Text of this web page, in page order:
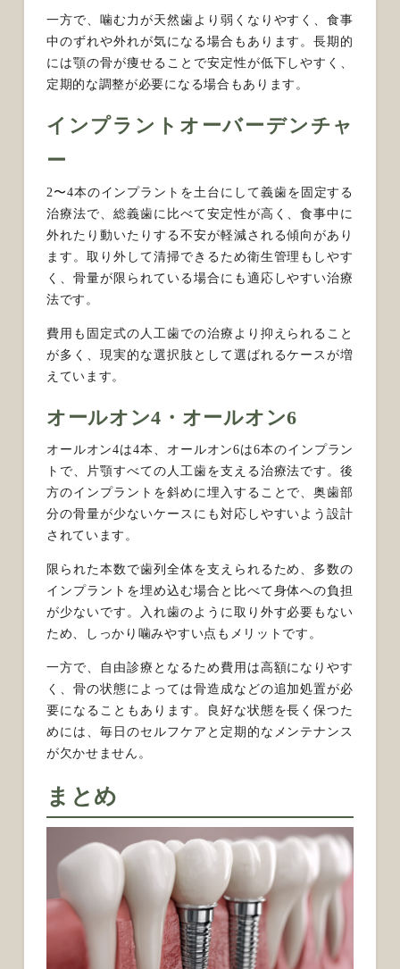
一方で、噛む力が天然歯より弱くなりやすく、食事
中のずれや外れが気になる場合もあります。長期的
には顎の骨が痩せることで安定性が低下しやすく、
定期的な調整が必要になる場合もあります。
インプラントオーバーデンチャ
ー
2〜4本のインプラントを土台にして義歯を固定する
治療法で、総義歯に比べて安定性が高く、食事中に
外れたり動いたりする不安が軽減される傾向があり
ます。取り外して清掃できるため衛生管理もしやす
く、骨量が限られている場合にも適応しやすい治療
法です。
費用も固定式の人工歯での治療より抑えられること
が多く、現実的な選択肢として選ばれるケースが増
えています。
オールオン4・オールオン6
オールオン4は4本、オールオン6は6本のインプラン
トで、片顎すべての人工歯を支える治療法です。後
方のインプラントを斜めに埋入することで、奥歯部
分の骨量が少ないケースにも対応しやすいよう設計
されています。
限られた本数で歯列全体を支えられるため、多数の
インプラントを埋め込む場合と比べて身体への負担
が少ないです。入れ歯のように取り外す必要もない
ため、しっかり噛みやすい点もメリットです。
一方で、自由診療となるため費用は高額になりやす
く、骨の状態によっては骨造成などの追加処置が必
要になることもあります。良好な状態を長く保つた
めには、毎日のセルフケアと定期的なメンテナンス
が欠かせません。
まとめ